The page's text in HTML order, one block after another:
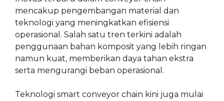
mencakup pengembangan material dan
teknologi yang meningkatkan efisiensi
operasional. Salah satu tren terkini adalah
penggunaan bahan komposit yang lebih ringan
namun kuat, memberikan daya tahan ekstra
serta mengurangi beban operasional.
Teknologi smart conveyor chain kini juga mulai